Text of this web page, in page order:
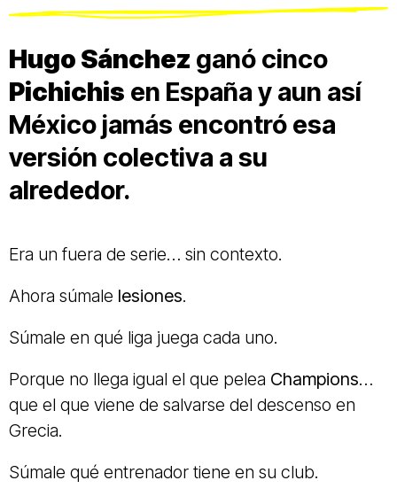
Hugo Sánchez ganó cinco
Pichichis en España y aun así
México jamás encontró esa
versión colectiva a su
alrededor.
Era un fuera de serie… sin contexto.
Ahora súmale lesiones.
Súmale en qué liga juega cada uno.
Porque no llega igual el que pelea Champions…
que el que viene de salvarse del descenso en
Grecia.
Súmale qué entrenador tiene en su club.